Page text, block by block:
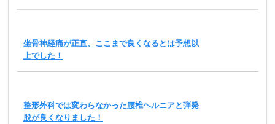
坐骨神経痛が正直、ここまで良くなるとは予想以
上でした！
整形外科では変わらなかった腰椎ヘルニアと弾発
股が良くなりました！